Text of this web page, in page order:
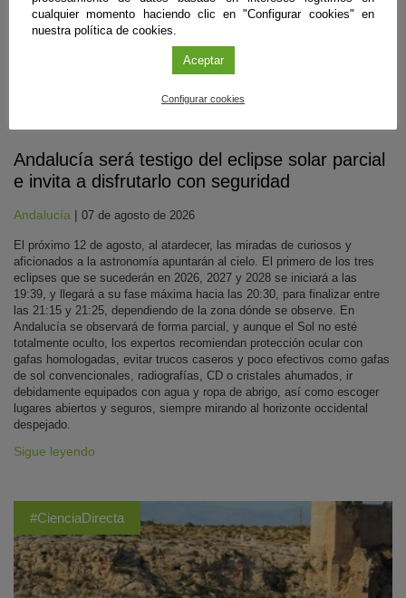
Andalucía será testigo del eclipse solar parcial
e invita a disfrutarlo con seguridad
Andalucía | 07 de agosto de 2026
El próximo 12 de agosto, al atardecer, las miradas de curiosos y
aficionados a la astronomía apuntarán al cielo. El primero de los tres
eclipses que se sucederán en 2026, 2027 y 2028 se iniciará a las
19:39, y llegará a su fase máxima hacia las 20:30, para finalizar entre
las 21:15 y 21:25, dependiendo de la zona dónde se observe. En
Andalucía se observará de forma parcial, y aunque el Sol no esté
totalmente oculto, los expertos recomiendan protección ocular con
gafas homologadas, evitar trucos caseros y poco efectivos como gafas
de sol convencionales, radiografías, CD o cristales ahumados, ir
debidamente equipados con agua y ropa de abrigo, así como escoger
lugares abiertos y seguros, siempre mirando al horizonte occidental
despejado.
Sigue leyendo
#CienciaDirecta
cualquier momento haciendo clic en "Configurar cookies" en
nuestra política de cookies.
Aceptar
Configurar cookies